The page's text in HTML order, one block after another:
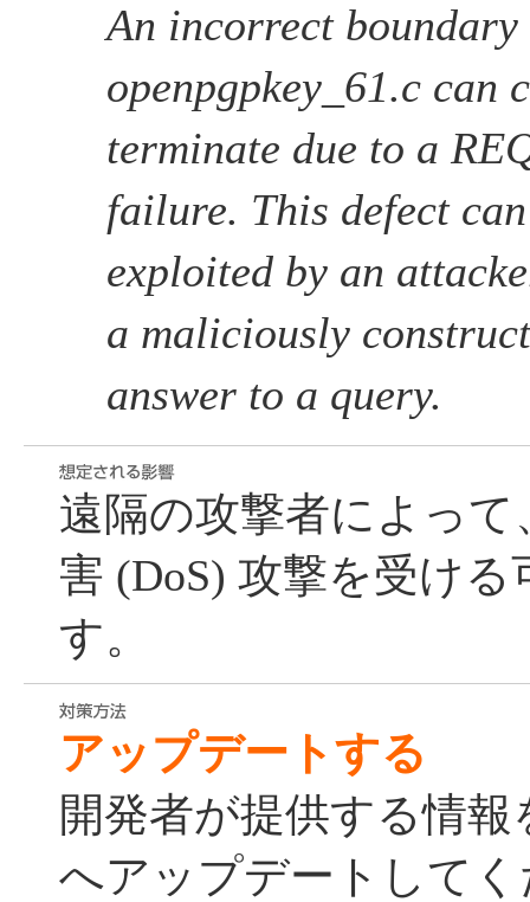
An incorrect boundary
openpgpkey_61.c can
terminate due to a
failure. This defect
exploited by an
a maliciously
answer to a query.
遠隔の攻撃者によっ
害 (DoS) 攻撃を受け
す。
アップデートする
開発者が提供する情
へアップデートして